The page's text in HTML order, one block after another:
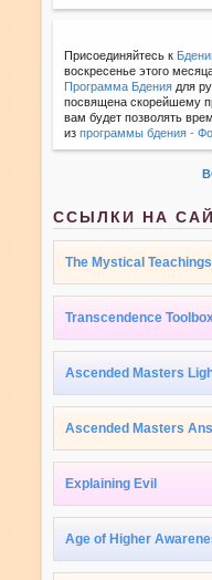
Присоединяйтесь к
воскресенье этого
Программа Бдения для
посвящена скорейшему
вам будет позволять
изпрограммы бдения -
ССЫЛКИ НА
The Mystical
Transcendence
Ascended Masters
Ascended Masters
Explaining Evil
Age of Higher